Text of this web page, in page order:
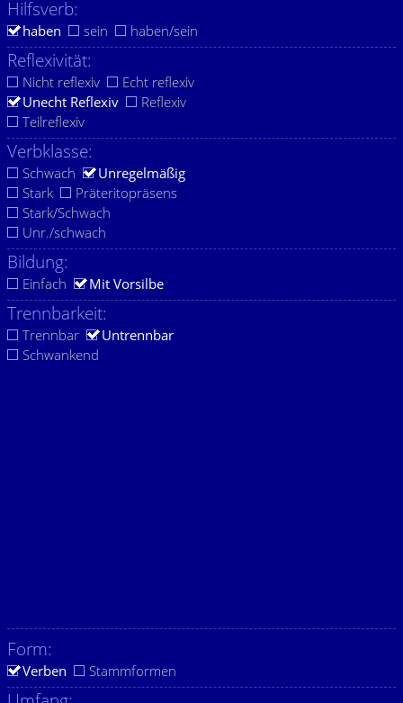
Hilfsverb:
haben sein haben/sein
Reflexivität:
Nicht reflexiv
Echt reflexiv
Unecht Reflexiv
Reflexiv
Teilreflexiv
Verbklasse:
Schwach
Unregelmäßig
Stark
Präteritopräsens
Stark/Schwach
Unr./schwach
Bildung:
Einfach Mit Vorsilbe
Trennbarkeit:
Trennbar
Untrennbar
Schwankend
Form:
Verben Stammformen